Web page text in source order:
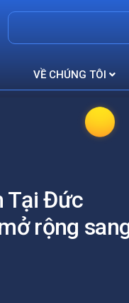
VỀ CHÚNG TÔI
Tại Đức
rộng